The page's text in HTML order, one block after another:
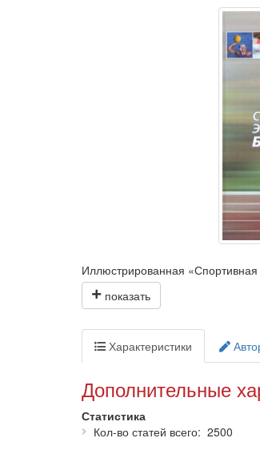
Иллюстрированная
обо всех Олимпийских играх
студентам, школьникам, всем
Характеристики
Дополнительные
Статистика
Кол-во статей всего 2500